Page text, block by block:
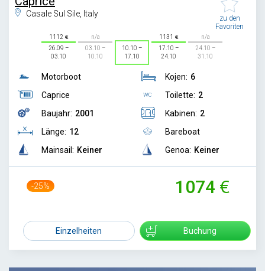
Casale Sul Sile, Italy
zu den
Favoriten
1112
26.09 –
03.10
n/a
03.10 –
10.10
10.10 –
17.10
1131
17.10 –
24.10
n/a
24.10 –
31.10
Motorboot
Caprice
Baujahr: 2001
Länge: 12
Mainsail: Keiner
Kojen: 6
Toilette: 2
Kabinen: 2
Bareboat
Genoa: Keiner
-25% 1074
Einzelheiten Buchung